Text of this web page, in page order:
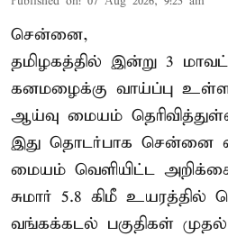
சென்னை,
தமிழகத்தில் இன்று 3
கனமழைக்கு வாய்ப்பு
ஆய்வு மையம்
இது தொடர்பாக சென்னை
மையம் வெளியிட்ட
சுமார் 5.8 கிமீ உயரத்தில்
வங்கக்கடல் பகுதிகள்